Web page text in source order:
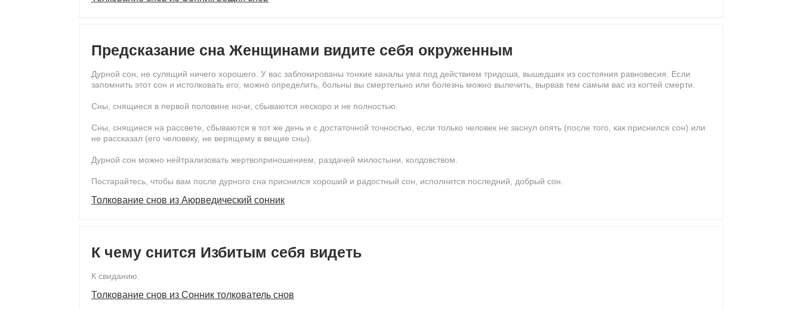
Предсказание сна Женщинами видите себя окруженным
Дурной сон, не сулящий ничего хорошего. У вас заблокированы тонкие каналы ума под действием тридоша, вышедших из состояния равновесия. Если
запомнить этот сон и истолковать его, можно определить, больны вы смертельно или болезнь можно вылечить, вырвав тем самым вас из когтей смерти.
Сны, снящиеся в первой половине ночи, сбываются нескоро и не полностью.
Сны, снящиеся на рассвете, сбываются в тот же день и с достаточной точностью, если только человек не заснул опять (после того, как приснился сон) или
не рассказал (его человеку, не верящему в вещие сны).
Дурной сон можно нейтрализовать жертвоприношением, раздачей милостыни, колдовством.
Постарайтесь, чтобы вам после дурного сна приснился хороший и радостный сон, исполнится последний, добрый сон.
Толкование снов из Аюрведический сонник
К чему снится Избитым себя видеть
К свиданию.
Толкование снов из Сонник толкователь снов